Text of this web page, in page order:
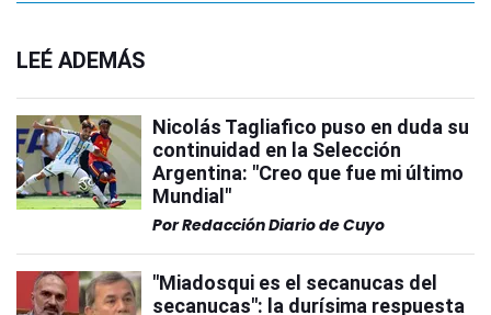
LEÉ ADEMÁS
Nicolás Tagliafico puso en duda su
continuidad en la Selección
Argentina: "Creo que fue mi último
Mundial"
PorRedacción Diario de Cuyo
"Miadosqui es el secanucas del
secanucas": la durísima respuesta